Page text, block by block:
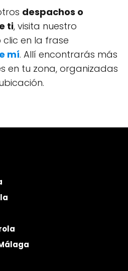
despachos o
ti, visita nuestro
en la frase
mí. Allí encontrarás más
en tu zona, organizadas